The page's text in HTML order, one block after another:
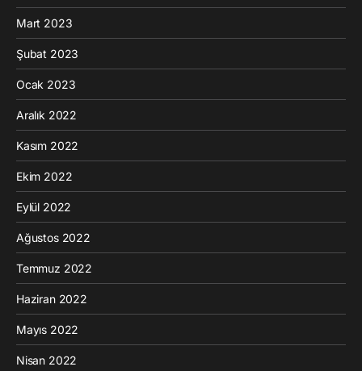
Mart 2023
Şubat 2023
Ocak 2023
Aralık 2022
Kasım 2022
Ekim 2022
Eylül 2022
Ağustos 2022
Temmuz 2022
Haziran 2022
Mayıs 2022
Nisan 2022